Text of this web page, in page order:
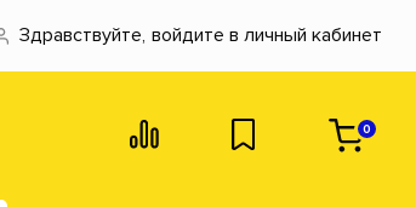
Здравствуйте, войдите в личный кабинет
0